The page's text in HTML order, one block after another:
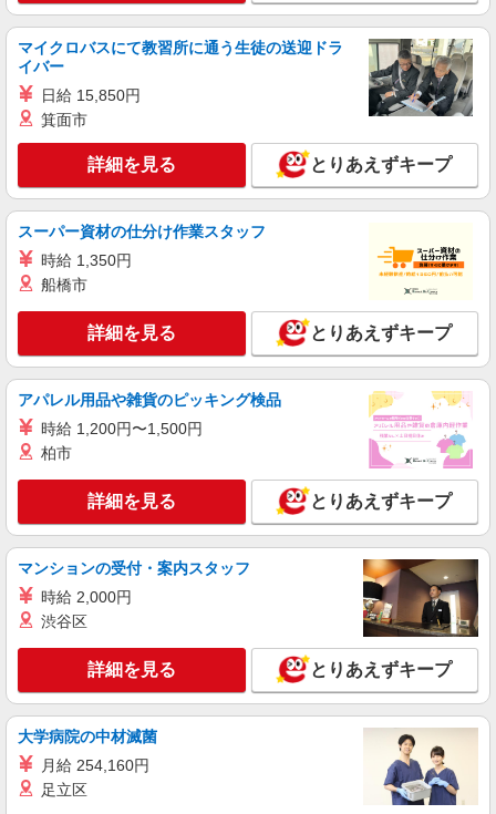
マイクロバスにて教習所に通う生徒の送迎ドラ
イバー
日給 15,850円
箕面市
詳細を見る とりあえずキープ
スーパー資材の仕分け作業スタッフ
時給 1,350円
船橋市
詳細を見る とりあえずキープ
アパレル用品や雑貨のピッキング検品
時給 1,200円〜1,500円
柏市
詳細を見る とりあえずキープ
マンションの受付・案内スタッフ
時給 2,000円
渋谷区
詳細を見る とりあえずキープ
大学病院の中材滅菌
月給 254,160円
足立区